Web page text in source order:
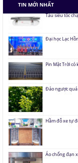
TIN MỚI NHẤTTàu siêu tốc